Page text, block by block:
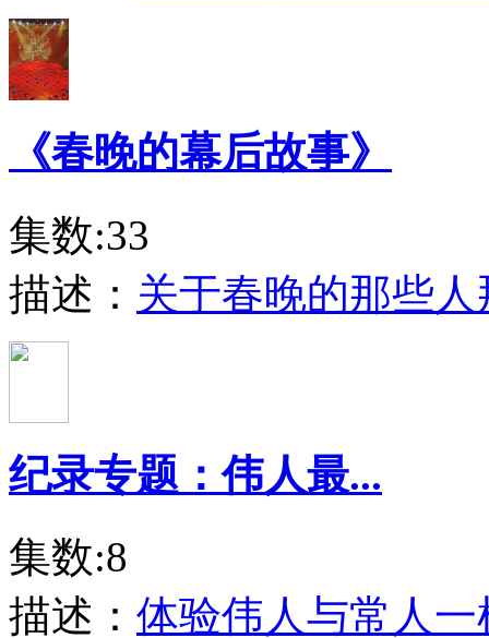
《春晚的幕后故事》
集数:33
描述： 关于春晚的那些
纪录专题：伟人最...
集数:8
描述： 体验伟人与常人